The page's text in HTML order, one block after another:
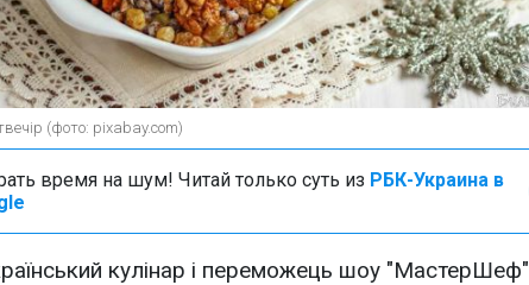
(фото: pixabay.com)
время на шум! Читай только суть из РБК-Украина в
кулінар і переможець шоу "МастерШеф"